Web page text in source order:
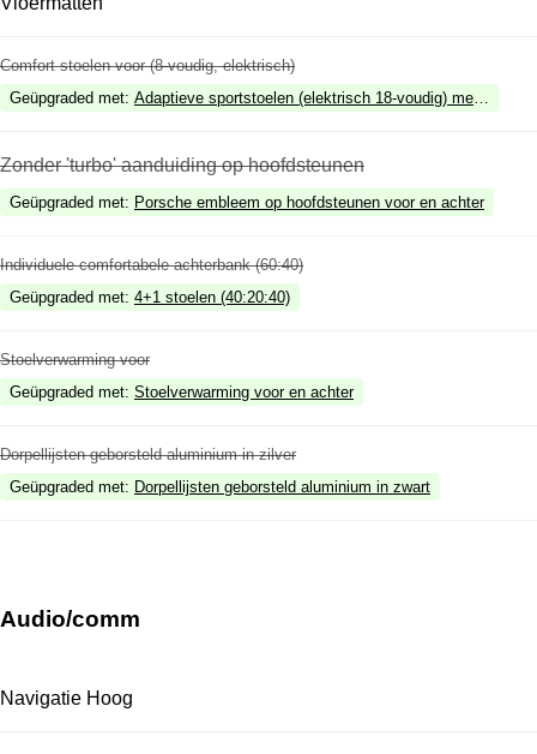
Comfort stoelen voor (8-voudig, elektrisch)
Geüpgraded met: Adaptieve sportstoelen (elektrisch 18-voudig) met
Zonder 'turbo' aanduiding op hoofdsteunen
Geüpgraded met: Porsche embleem op hoofdsteunen voor en achter
Individuele comfortabele achterbank (60:40)
Geüpgraded met: 4+1 stoelen (40:20:40)
Stoelverwarming voor
Geüpgraded met: Stoelverwarming voor en achter
Dorpellijsten geborsteld aluminium in zilver
Geüpgraded met: Dorpellijsten geborsteld aluminium in zwart
Audio/comm
Navigatie Hoog